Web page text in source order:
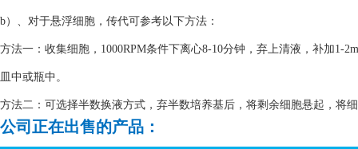
b）、对于悬浮细胞，传代可参考以下方法：
方法一：收集细胞，1000RPM条件下离心8-10分钟，弃上清液，补加1-
皿中或瓶中。
方法二：可选择半数换液方式，弃半数培养基后，将剩余细胞悬起，将
公司正在出售的产品：